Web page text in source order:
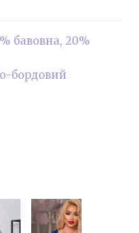
бавовна, 20%
бордовий